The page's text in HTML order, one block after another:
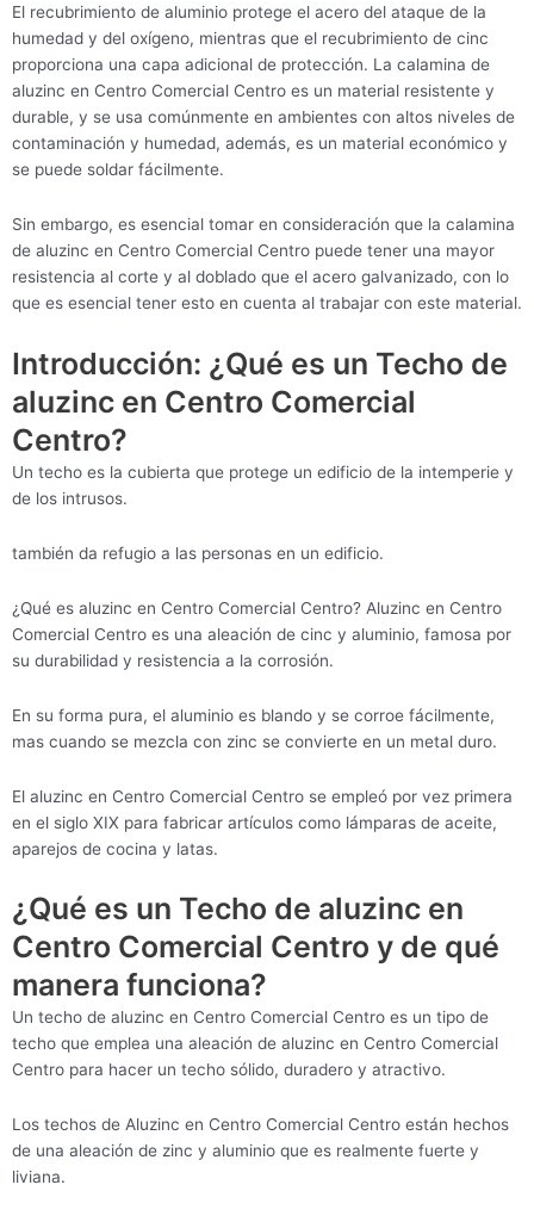
El recubrimiento de aluminio protege el acero del ataque de la
humedad y del oxígeno, mientras que el recubrimiento de cinc
proporciona una capa adicional de protección. La calamina de
aluzinc en Centro Comercial Centro es un material resistente y
durable, y se usa comúnmente en ambientes con altos niveles de
contaminación y humedad, además, es un material económico y
se puede soldar fácilmente.
Sin embargo, es esencial tomar en consideración que la calamina
de aluzinc en Centro Comercial Centro puede tener una mayor
resistencia al corte y al doblado que el acero galvanizado, con lo
que es esencial tener esto en cuenta al trabajar con este material.
Introducción: ¿Qué es un Techo de
aluzinc en Centro Comercial
Centro?
Un techo es la cubierta que protege un edificio de la intemperie y
de los intrusos.
también da refugio a las personas en un edificio.
¿Qué es aluzinc en Centro Comercial Centro? Aluzinc en Centro
Comercial Centro es una aleación de cinc y aluminio, famosa por
su durabilidad y resistencia a la corrosión.
En su forma pura, el aluminio es blando y se corroe fácilmente,
mas cuando se mezcla con zinc se convierte en un metal duro.
El aluzinc en Centro Comercial Centro se empleó por vez primera
en el siglo XIX para fabricar artículos como lámparas de aceite,
aparejos de cocina y latas.
¿Qué es un Techo de aluzinc en
Centro Comercial Centro y de qué
manera funciona?
Un techo de aluzinc en Centro Comercial Centro es un tipo de
techo que emplea una aleación de aluzinc en Centro Comercial
Centro para hacer un techo sólido, duradero y atractivo.
Los techos de Aluzinc en Centro Comercial Centro están hechos
de una aleación de zinc y aluminio que es realmente fuerte y
liviana.